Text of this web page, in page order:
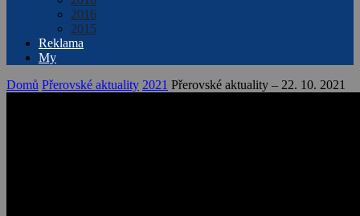
2016
2015
Reklama
My
Domů Přerovské aktuality 2021 Přerovské aktuality – 22. 10. 2021